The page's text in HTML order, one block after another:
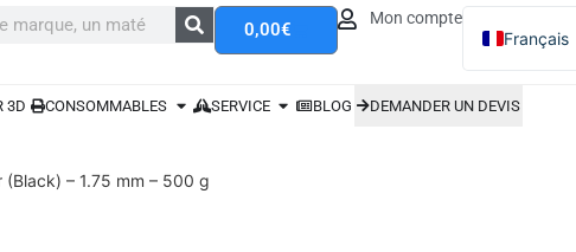
0,00€
Mon compte
Français
Español
3D CONSOMMABLES SERVICE BLOG DEMANDER UN DEVIS
(Black) – 1.75 mm – 500 g